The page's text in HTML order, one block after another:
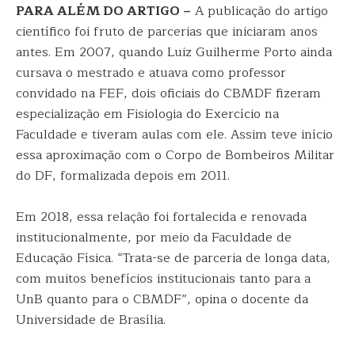
PARA ALÉM DO ARTIGO – A publicação do artigo
científico foi fruto de parcerias que iniciaram anos
antes. Em 2007, quando Luiz Guilherme Porto ainda
cursava o mestrado e atuava como professor
convidado na FEF, dois oficiais do CBMDF fizeram
especialização em Fisiologia do Exercício na
Faculdade e tiveram aulas com ele. Assim teve início
essa aproximação com o Corpo de Bombeiros Militar
do DF, formalizada depois em 2011.
Em 2018, essa relação foi fortalecida e renovada
institucionalmente, por meio da Faculdade de
Educação Física. “Trata-se de parceria de longa data,
com muitos benefícios institucionais tanto para a
UnB quanto para o CBMDF”, opina o docente da
Universidade de Brasília.